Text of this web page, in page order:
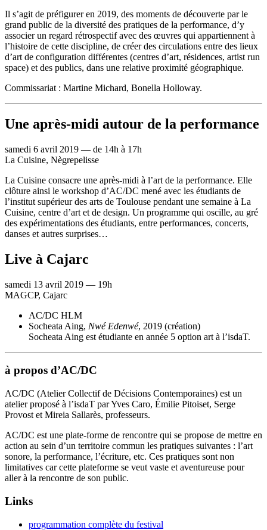
Il s’agit de préfigurer en 2019, des moments de découverte par le
grand public de la diversité des pratiques de la performance, d’y
associer un regard rétrospectif avec des œuvres qui appartiennent à
l’histoire de cette discipline, de créer des circulations entre des lieux
d’art de configuration différentes (centres d’art, résidences, artist run
space) et des publics, dans une relative proximité géographique.
Commissariat : Martine Michard, Bonella Holloway.
Une après-midi autour de la performance
samedi 6 avril 2019 — de 14h à 17h
La Cuisine, Nègrepelisse
La Cuisine consacre une après-midi à l’art de la performance. Elle
clôture ainsi le workshop d’AC/DC mené avec les étudiants de
l’institut supérieur des arts de Toulouse pendant une semaine à La
Cuisine, centre d’art et de design. Un programme qui oscille, au gré
des expérimentations des étudiants, entre performances, concerts,
danses et autres surprises…
Live à Cajarc
samedi 13 avril 2019 — 19h
MAGCP, Cajarc
AC/DC HLM
Socheata Aing, Nwé Edenwé, 2019 (création)
Socheata Aing est étudiante en année 5 option art à l’isdaT.
à propos d’AC/DC
AC/DC (Atelier Collectif de Décisions Contemporaines) est un
atelier proposé à l’isdaT par Yves Caro, Émilie Pitoiset, Serge
Provost et Mireia Sallarès, professeurs.
AC/DC est une plate-forme de rencontre qui se propose de mettre en
action au sein d’un territoire commun les pratiques suivantes : l’art
sonore, la performance, l’écriture, etc. Ces pratiques sont non
limitatives car cette plateforme se veut vaste et aventureuse pour
aller à la rencontre de son public.
Links
programmation complète du festival